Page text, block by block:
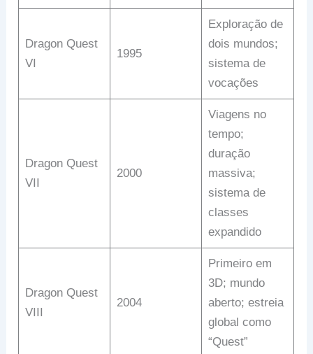
Dragon Quest
VI
1995
Exploração de
dois mundos;
sistema de
vocações
Dragon Quest
VII
2000
Viagens no
tempo;
duração
massiva;
sistema de
classes
expandido
Dragon Quest
VIII
2004
Primeiro em
3D; mundo
aberto; estreia
global como
“Quest”